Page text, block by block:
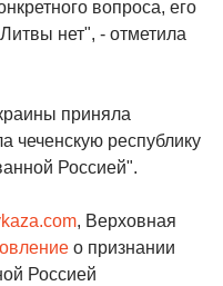
вопроса, его
нет", - отметила
приняла
чеченскую республику
Россией".
, Верховная
о признании
Россией